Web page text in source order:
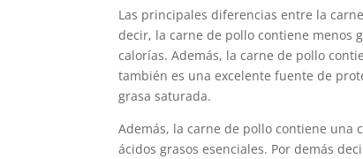
Las principales diferencias entre la
decir, la carne de pollo contiene menos
calorías. Además, la carne de pollo
también es una excelente fuente de
grasa saturada.
Además, la carne de pollo contiene
ácidos grasos esenciales. Por demás